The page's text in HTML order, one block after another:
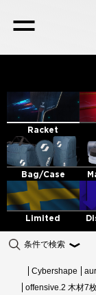
TOP PAGE
STIGA
会社概要
CYBERSHAPE
サイバーシェイプ
HELIX
HELIXラバー
DNA
DNAラバー
Table Tennis
－ RACKET
Racket
Bag/Case
Limited
条件で検索
Cybershape
offensive.2 木材7